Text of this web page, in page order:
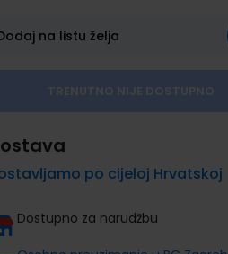
na listu želja
po cijeloj Hrvatskoj
Dostupno za narudžbu